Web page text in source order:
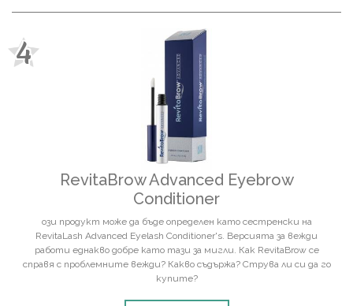
4
RevitaBrow Advanced Eyebrow
Conditioner
ози продукт може да бъде определен като сестренски на
RevitaLash Advanced Eyelash Conditioner's. Версията за вежди
работи еднакво добре като тази за мигли. Как RevitaBrow се
справя с проблемните вежди? Какво съдържа? Струва ли си да го
купите?